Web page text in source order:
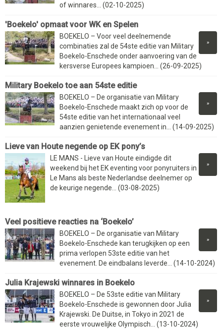
of winnares... (02-10-2025)
'Boekelo' opmaat voor WK en Spelen
»
BOEKELO – Voor veel deelnemende
combinaties zal de 54ste editie van Military
Boekelo-Enschede onder aanvoering van de
kersverse Europees kampioen... (26-09-2025)
Military Boekelo toe aan 54ste editie
»
BOEKELO – De organisatie van Military
Boekelo-Enschede maakt zich op voor de
54ste editie van het internationaal veel
aanzien genietende evenement in... (14-09-2025)
Lieve van Houte negende op EK pony’s
»
LE MANS - Lieve van Houte eindigde dit
weekend bij het EK eventing voor ponyruiters in
Le Mans als beste Nederlandse deelnemer op
de keurige negende... (03-08-2025)
Veel positieve reacties na ‘Boekelo’
»
BOEKELO – De organisatie van Military
Boekelo-Enschede kan terugkijken op een
prima verlopen 53ste editie van het
evenement. De eindbalans leverde... (14-10-2024)
Julia Krajewski winnares in Boekelo
»
BOEKELO – De 53ste editie van Military
Boekelo-Enschede is gewonnen door Julia
Krajewski. De Duitse, in Tokyo in 2021 de
eerste vrouwelijke Olympisch... (13-10-2024)